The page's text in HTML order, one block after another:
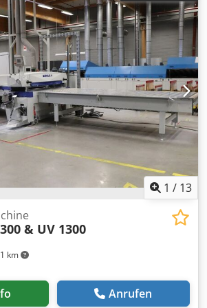
Profil-System Ständer: 2 Stück,
Stellfüße: Verstellbereich
rechts nach links
Zeitschaltuhr (Tages- und
Temperaturregelung: elektronisch mit
Schmelztank-Volumen: 2 × 25 Liter
kW Nennleistung: 18,5 kW
V Nennfrequenz: 50 Hz
400 V Phasen: 3 Absicherung: 63 A
< 8 bar Verwendung: Schmelzen und
reaktiven Schmelzklebern Gewicht:
Akrerf Verfügbarkeit: kurzfristig
Pfalz
Baujahr 1994
1 / 13
km
& UV 1300
Anrufen